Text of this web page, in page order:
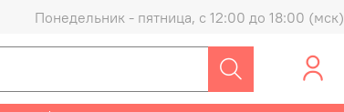
Понедельник - пятница, с 12:00 до 18:00 (мск)